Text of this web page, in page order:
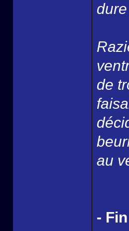
de
au
-